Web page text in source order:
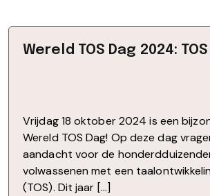
Wereld TOS Dag 2024:
Vrijdag 18 oktober 2024 is een
Wereld TOS Dag! Op deze dag
aandacht voor de
volwassenen met een
(TOS). Dit jaar […]